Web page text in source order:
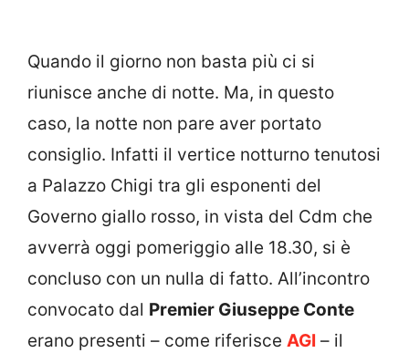
Quando il giorno non basta più ci si
riunisce anche di notte. Ma, in questo
caso, la notte non pare aver portato
consiglio. Infatti il vertice notturno tenutosi
a Palazzo Chigi tra gli esponenti del
Governo giallo rosso, in vista del Cdm che
avverrà oggi pomeriggio alle 18.30, si è
concluso con un nulla di fatto. All’incontro
convocato dal Premier Giuseppe Conte
erano presenti – come riferisce AGI – il